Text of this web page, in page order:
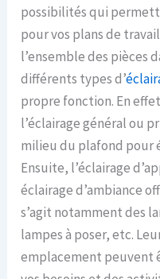
possibilités qui
pour vos plans de
l’ensemble des pièces
différents types d’
propre fonction. En
l’éclairage général ou
milieu du plafond pour
Ensuite, l’éclairage
éclairage d’ambiance
s’agit notamment des
lampes à poser, etc.
emplacement peuvent